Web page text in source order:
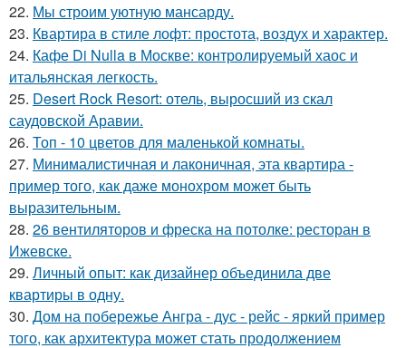
22. Мы строим уютную мансарду.
23. Квартира в стиле лофт: простота, воздух и характер.
24. Кафе Di Nulla в Москве: контролируемый хаос и
итальянская легкость.
25. Desert Rock Resort: отель, выросший из скал
саудовской Аравии.
26. Топ - 10 цветов для маленькой комнаты.
27. Минималистичная и лаконичная, эта квартира -
пример того, как даже монохром может быть
выразительным.
28. 26 вентиляторов и фреска на потолке: ресторан в
Ижевске.
29. Личный опыт: как дизайнер объединила две
квартиры в одну.
30. Дом на побережье Ангра - дус - рейс - яркий пример
того, как архитектура может стать продолжением